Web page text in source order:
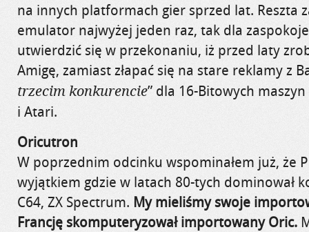
na innych platformach gier sprzed lat. Reszta
emulator najwyżej jeden raz, tak dla
utwierdzić się w przekonaniu, iż przed laty
Amigę, zamiast złapać się na stare reklamy z
trzecim konkurencie” dla 16-Bitowych
i Atari.
Oricutron
W poprzednim odcinku wspominałem już, że
wyjątkiem gdzie w latach 80-tych dominował
C64, ZX Spectrum. My mieliśmy swoje
Francję skomputeryzował importowany Oric.